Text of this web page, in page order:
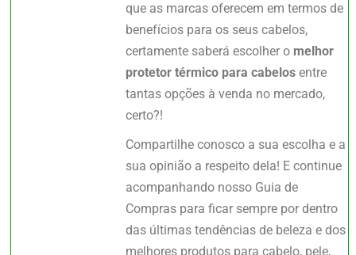
que as marcas oferecem em termos de
benefícios para os seus cabelos,
certamente saberá escolher o melhor
protetor térmico para cabelosentre
tantas opções à venda no mercado,
certo?!
Compartilhe conosco a sua escolha e a
sua opinião a respeito dela! E continue
acompanhando nosso Guia de
Compras para ficar sempre por dentro
das últimas tendências de beleza e dos
melhores produtos para cabelo, pele,